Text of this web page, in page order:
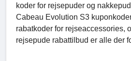
koder for rejsepuder og
Cabeau Evolution S3
rabatkoder for rejseaccessories,
rejsepude rabattilbud er alle der